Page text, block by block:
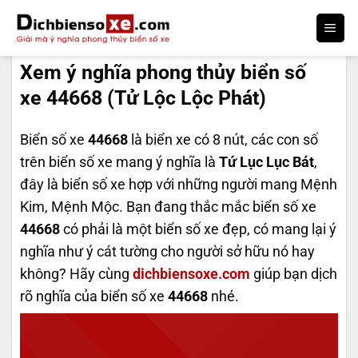
qua
nội
dungXem ý nghĩa phong thủy biển số
xe 44668 (Tử Lộc Lộc Phát)
Biển số xe 44668 là biển xe có 8 nút, các con số
trên biển số xe mang ý nghĩa là Tứ Lục Lục Bát,
đây là biển số xe hợp với những người mang Mệnh
Kim, Mệnh Mộc. Bạn đang thắc mắc biển số xe
44668 có phải là một biển số xe đẹp, có mang lại ý
nghĩa như ý cát tường cho người sở hữu nó hay
không? Hãy cùng dichbiensoxe.com giúp bạn dịch
rõ nghĩa của biển số xe 44668 nhé.